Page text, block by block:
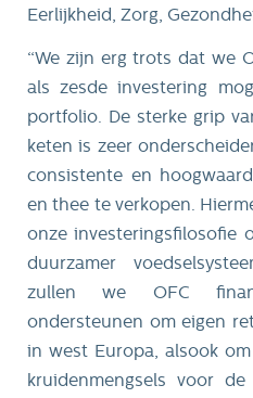
Eerlijkheid, Zorg,
“We zijn erg trots dat we
als zesde investering
portfolio. De sterke grip
keten is zeer
consistente en
en thee te verkopen.
onze investeringsfilosofie
duurzamer
zullen we OFC
ondersteunen om eigen
in west Europa, alsook
kruidenmengsels voor